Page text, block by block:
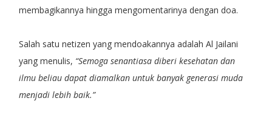
membagikannya hingga mengomentarinya dengan doa.
Salah satu netizen yang mendoakannya adalah Al Jailani
yang menulis, “Semoga senantiasa diberi kesehatan dan
ilmu beliau dapat diamalkan untuk banyak generasi muda
menjadi lebih baik.”